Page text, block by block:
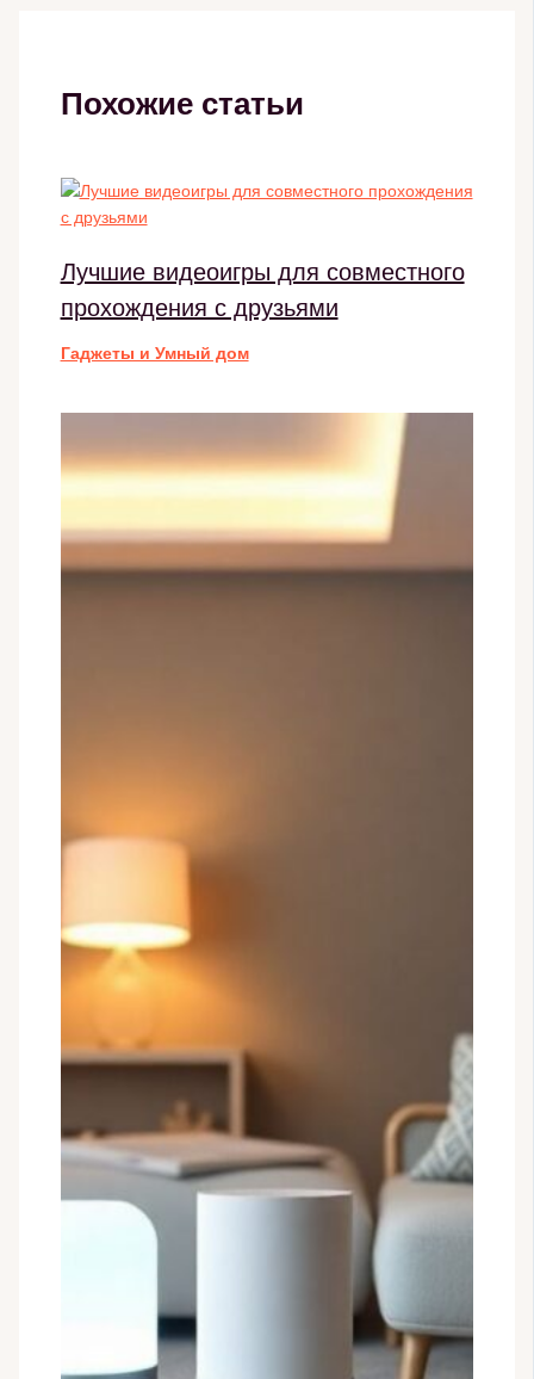
Похожие статьи
Лучшие видеоигры для совместного
прохождения с друзьями
Гаджеты и Умный дом